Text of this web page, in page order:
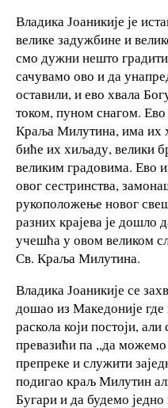
Владика Јоаникије је
велике задужбине и
смо дужни нешто
сачувамо ово и да
оставили, и ево хвала
током, пуном снагом. Ево
Краља Милутина, има их
биће их хиљаду, велики
великим градовима. Ево
овог сестринства,
рукоположење новог
разних крајева је дошло
учешћа у овом великом
Св. Краља Милутина.
Владика Јоаникије се
дошао из Македоније где
раскола који постоји,
превазићи па ,,да можемо
препреке и служити
подигао краљ Милутин
Бугари и да будемо једно